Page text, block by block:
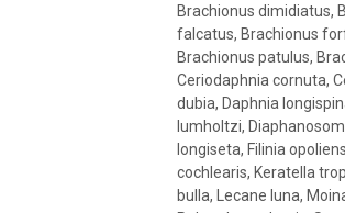
Brachionus dimidiatus,
falcatus, Brachionus
Brachionus patulus,
Ceriodaphnia cornuta,
dubia, Daphnia
lumholtzi,
longiseta, Filinia
cochlearis, Keratella
bulla, Lecane luna,